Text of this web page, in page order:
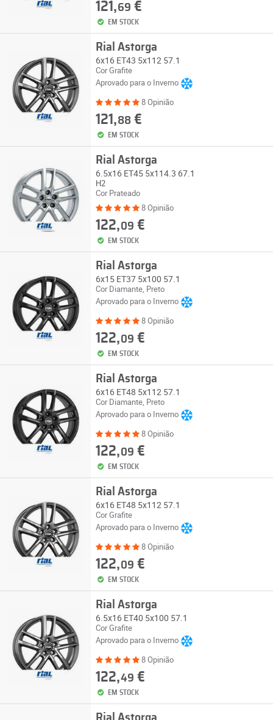
121,69 €
EM STOCK
Rial Astorga
6x16 ET43 5x112 57.1
Cor Grafite
Aprovado para o Inverno
8 Opinião
121,88€
EM STOCK
Rial Astorga
6.5x16 ET45 5x114.3 67.1
H2
Cor Prateado
8 Opinião
122,09 €
EM STOCK
Rial Astorga
6x15 ET37 5x100 57.1
Cor Diamante, Preto
Aprovado para o Inverno
8 Opinião
122,09 €
EM STOCK
Rial Astorga
6x16 ET48 5x112 57.1
Cor Diamante, Preto
Aprovado para o Inverno
8 Opinião
122,09 €
EM STOCK
Rial Astorga
6x16 ET48 5x112 57.1
Cor Grafite
Aprovado para o Inverno
8 Opinião
122,09 €
EM STOCK
Rial Astorga
6.5x16 ET40 5x100 57.1
Cor Grafite
Aprovado para o Inverno
8 Opinião
122,49 €
EM STOCK
Rial Astorga